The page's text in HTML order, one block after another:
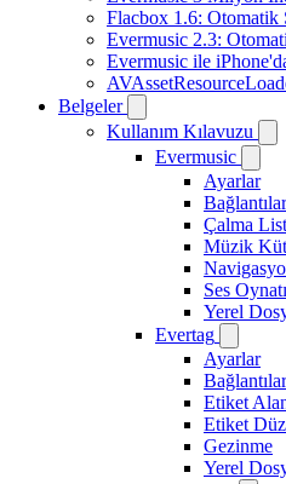
Flacbox 1.6: Otomatik
Evermusic 2.3:
Evermusic ile
Belgeler
Kullanım Kılavuzu
Evermusic
Ayarlar
Bağlantılar
Çalma
Müzik
Ses
Yerel
Evertag
Ayarlar
Bağlantılar
Etiket
Etiket
Gezinme
Yerel